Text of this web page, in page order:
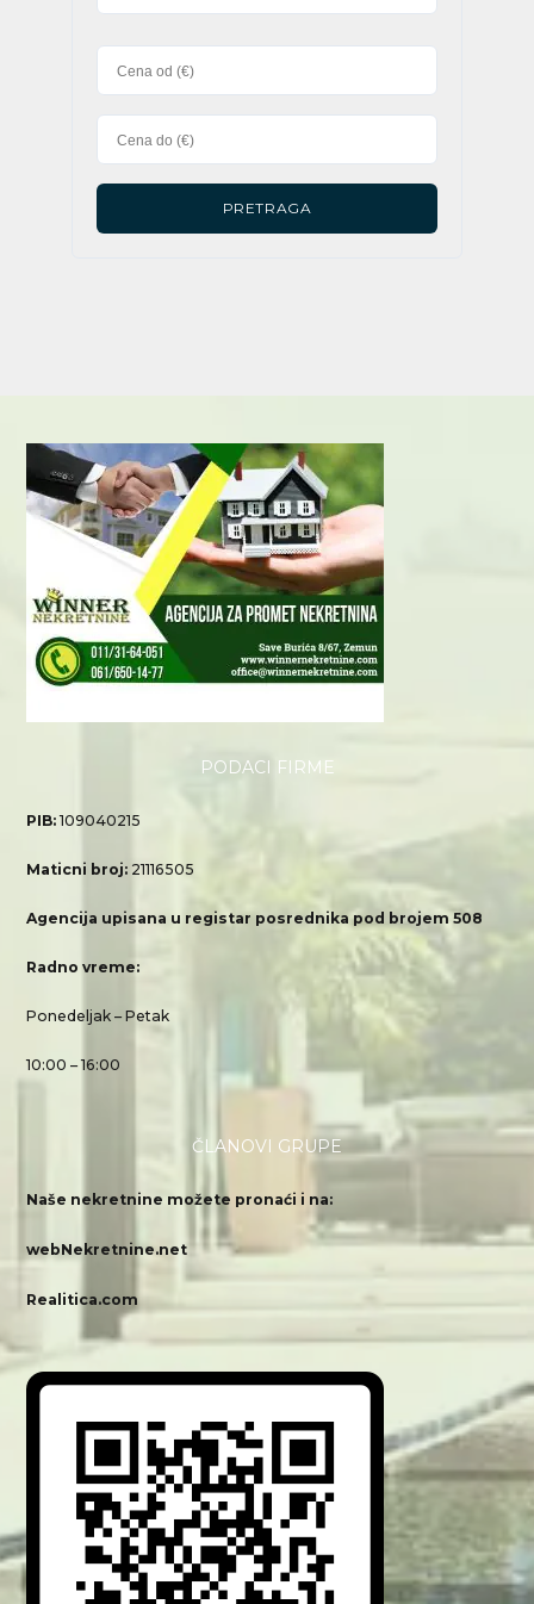
PODACI FIRME
PIB:109040215
Maticni broj: 21116505
Agencija upisana u registar posrednika pod brojem 508
Radno vreme:
Ponedeljak – Petak
10:00 – 16:00
ČLANOVI GRUPE
Naše nekretnine možete pronaći i na:
webNekretnine.net
Realitica.com